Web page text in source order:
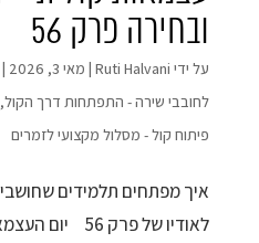
ובחירה פרק 56
על ידי Ruti Halvani
| מאי 3, 2026 |
לחובבי שירה - התפתחות דרך הקול,
פיתוח קול - מסלול מקצועי לזמרים
איך מפתחים תלמידים
לאודיו של פרק